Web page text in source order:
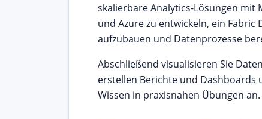
skalierbare Analytics-Lösungen mit
und Azure zu entwickeln, ein Fabric
aufzubauen und Datenprozesse
Abschließend visualisieren Sie
erstellen Berichte und Dashboards
Wissen in praxisnahen Übungen an.